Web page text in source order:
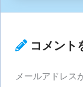
コメント
メールアドレス